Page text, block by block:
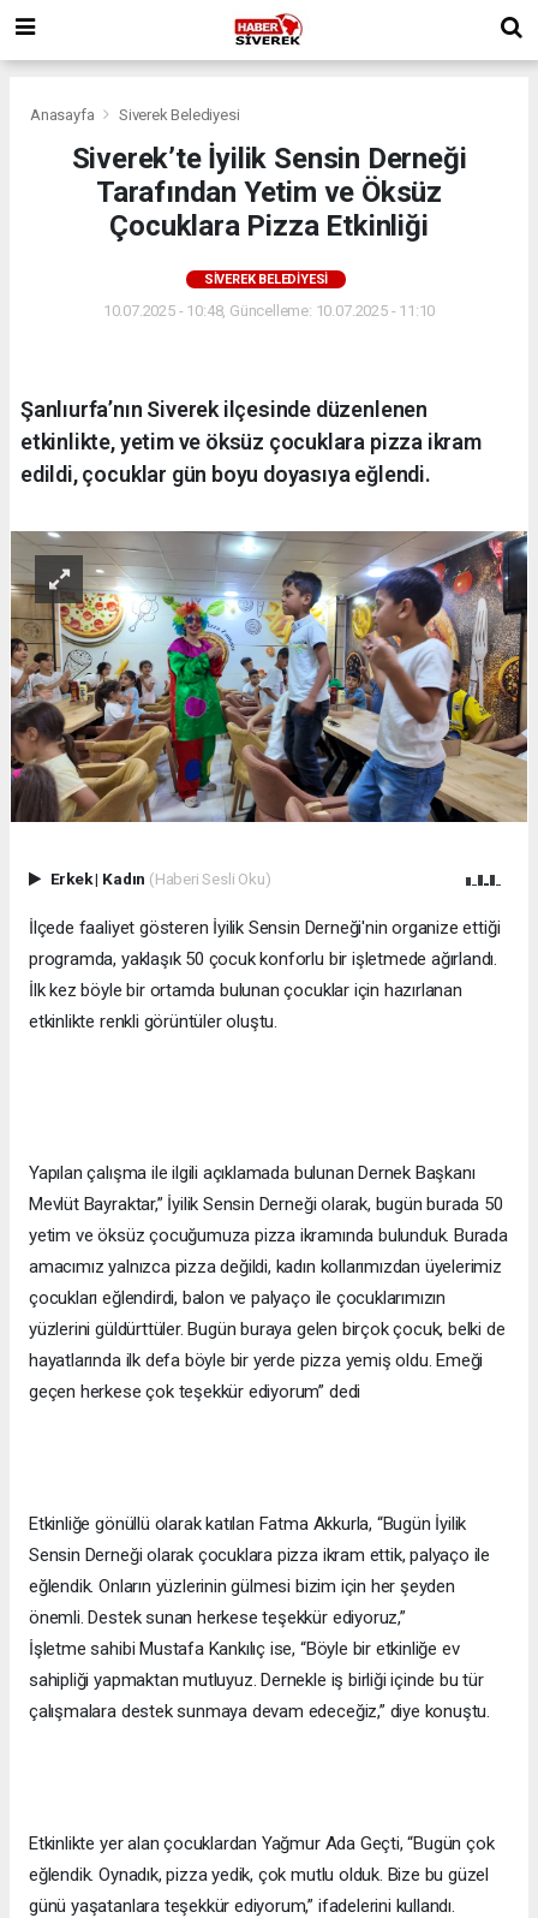
Anasayfa Siverek Belediyesi
Siverek’te İyilik Sensin Derneği
Tarafından Yetim ve Öksüz
Çocuklara Pizza Etkinliği
SIVEREK BELEDIYESI
10.07.2025 - 10:48, Güncelleme: 10.07.2025 - 11:10
Şanlıurfa’nın Siverek ilçesinde düzenlenen
etkinlikte, yetim ve öksüz çocuklara pizza ikram
edildi, çocuklar gün boyu doyasıya eğlendi.
Erkek| Kadın (Haberi Sesli Oku)
İlçede faaliyet gösteren İyilik Sensin Derneği'nin organize ettiği
programda, yaklaşık 50 çocuk konforlu bir işletmede ağırlandı.
İlk kez böyle bir ortamda bulunan çocuklar için hazırlanan
etkinlikte renkli görüntüler oluştu.
Yapılan çalışma ile ilgili açıklamada bulunan Dernek Başkanı
Mevlüt Bayraktar,” İyilik Sensin Derneği olarak, bugün burada 50
yetim ve öksüz çocuğumuza pizza ikramında bulunduk. Burada
amacımız yalnızca pizza değildi, kadın kollarımızdan üyelerimiz
çocukları eğlendirdi, balon ve palyaço ile çocuklarımızın
yüzlerini güldürttüler. Bugün buraya gelen birçok çocuk, belki de
hayatlarında ilk defa böyle bir yerde pizza yemiş oldu. Emeği
geçen herkese çok teşekkür ediyorum” dedi
Etkinliğe gönüllü olarak katılan Fatma Akkurla, “Bugün İyilik
Sensin Derneği olarak çocuklara pizza ikram ettik, palyaço ile
eğlendik. Onların yüzlerinin gülmesi bizim için her şeyden
önemli. Destek sunan herkese teşekkür ediyoruz,”
İşletme sahibi Mustafa Kankılıç ise, “Böyle bir etkinliğe ev
sahipliği yapmaktan mutluyuz. Dernekle iş birliği içinde bu tür
çalışmalara destek sunmaya devam edeceğiz,” diye konuştu.
Etkinlikte yer alan çocuklardan Yağmur Ada Geçti, “Bugün çok
eğlendik. Oynadık, pizza yedik, çok mutlu olduk. Bize bu güzel
günü yaşatanlara teşekkür ediyorum,” ifadelerini kullandı.